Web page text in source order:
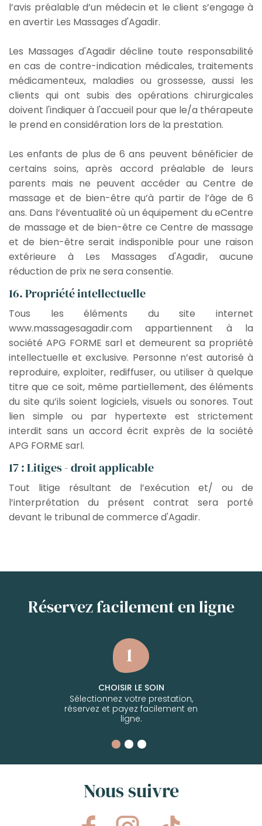
l’avis préalable d’un médecin et le client s’engage à
en avertir Les Massages d'Agadir.
Les Massages d'Agadir décline toute responsabilité
en cas de contre-indication médicales, traitements
médicamenteux, maladies ou grossesse, aussi les
clients qui ont subis des opérations chirurgicales
doivent l'indiquer à l'accueil pour que le/a thérapeute
le prend en considération lors de la prestation.
Les enfants de plus de 6 ans peuvent bénéficier de
certains soins, après accord préalable de leurs
parents mais ne peuvent accéder au Centre de
massage et de bien-être qu’à partir de l’âge de 6
ans. Dans l’éventualité où un équipement du eCentre
de massage et de bien-être ce Centre de massage
et de bien-être serait indisponible pour une raison
extérieure à Les Massages d'Agadir, aucune
réduction de prix ne sera consentie.
16. Propriété intellectuelle
Tous les éléments du site internet
www.massagesagadir.com appartiennent à la
société APG FORME sarl et demeurent sa propriété
intellectuelle et exclusive. Personne n’est autorisé à
reproduire, exploiter, rediffuser, ou utiliser à quelque
titre que ce soit, même partiellement, des éléments
du site qu’ils soient logiciels, visuels ou sonores. Tout
lien simple ou par hypertexte est strictement
interdit sans un accord écrit exprès de la société
APG FORME sarl.
17 : Litiges - droit applicable
Tout litige résultant de l’exécution et/ ou de
l’interprétation du présent contrat sera porté
devant le tribunal de commerce d'Agadir.
Réservez facilement en ligne
CHOISIR LE SOIN
Sélectionnez votre prestation,
réservez et payez facilement en
ligne.
Nous suivre